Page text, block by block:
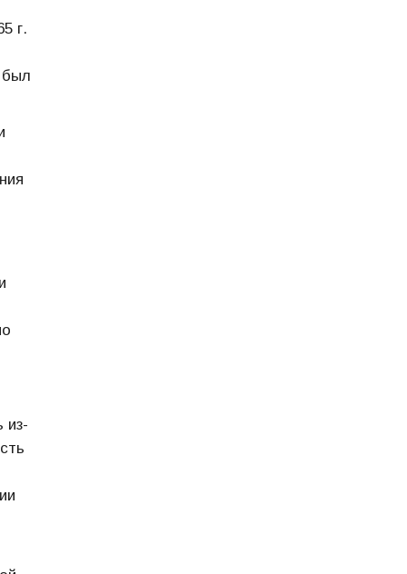
г.
был
из-